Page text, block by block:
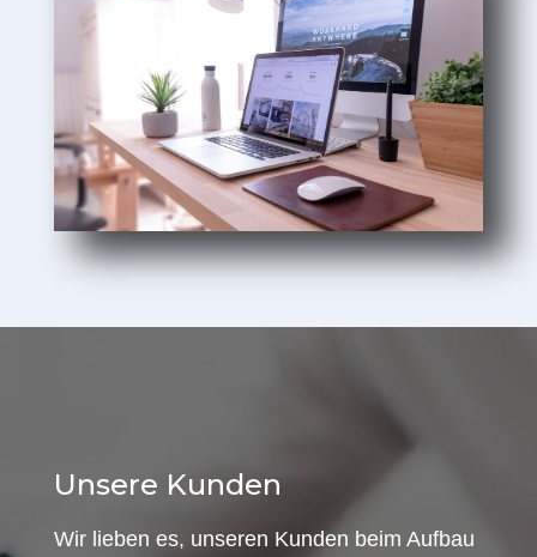
Unsere Kunden
Wir lieben es, unseren Kunden beim Aufbau